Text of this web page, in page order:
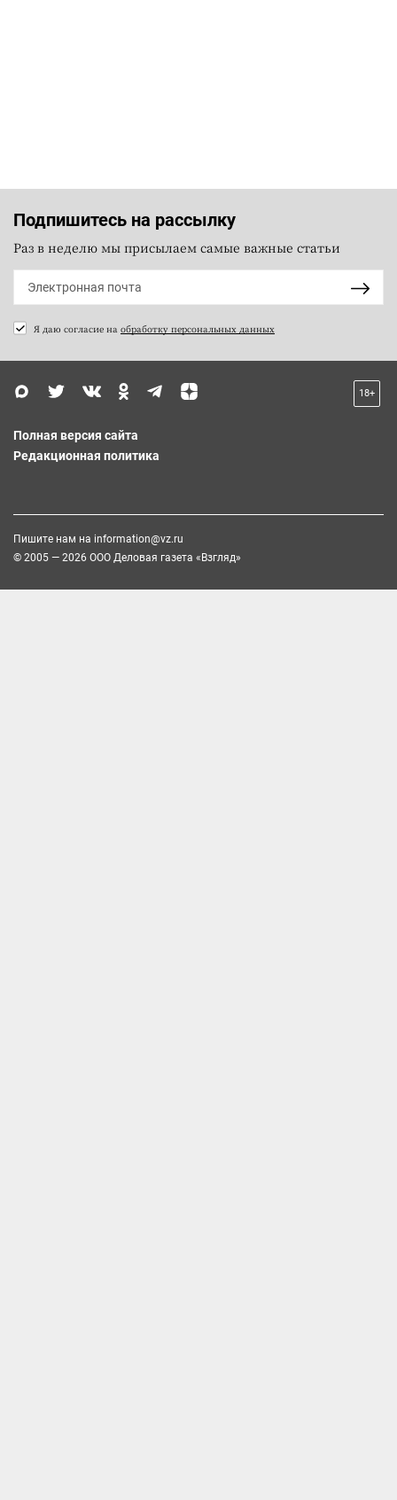
Подпишитесь на рассылку
Раз в неделю мы присылаем самые важные статьи
Я даю согласие на обработку персональных данных
18+
Полная версия сайта
Редакционная политика
Пишите нам на information@vz.ru
© 2005 — 2026 ООО Деловая газета «Взгляд»